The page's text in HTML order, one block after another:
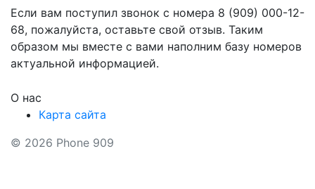
Если вам поступил звонок с номера 8 (909) 000-12-
68, пожалуйста, оставьте свой отзыв. Таким
образом мы вместе с вами наполним базу номеров
актуальной информацией.
О нас
Карта сайта
© 2026 Phone 909